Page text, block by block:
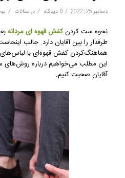
دسامبر 25, 2022 / 0 دیدگاه / درمقالات /
نحوه ست کردنکفش قهوه ای مردانه
طرفدار را بین آقایان دارد. جالب
هماهنگ‌کردن کفش قهوه‌ای با
این مطلب می‌خواهیم درباره
آقایان صحبت کنیم.